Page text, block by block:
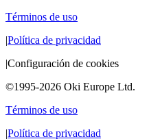
Términos de uso
|Política de privacidad
|Configuración de cookies
©1995-2026 Oki Europe Ltd.
Términos de uso
|Política de privacidad